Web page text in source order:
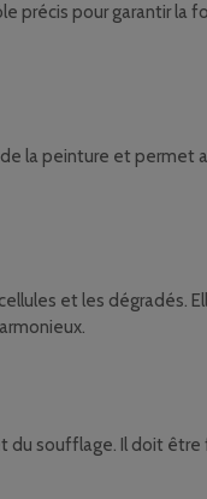
précis pour garantir la
la peinture et permet
et les dégradés.
du soufflage. Il doit